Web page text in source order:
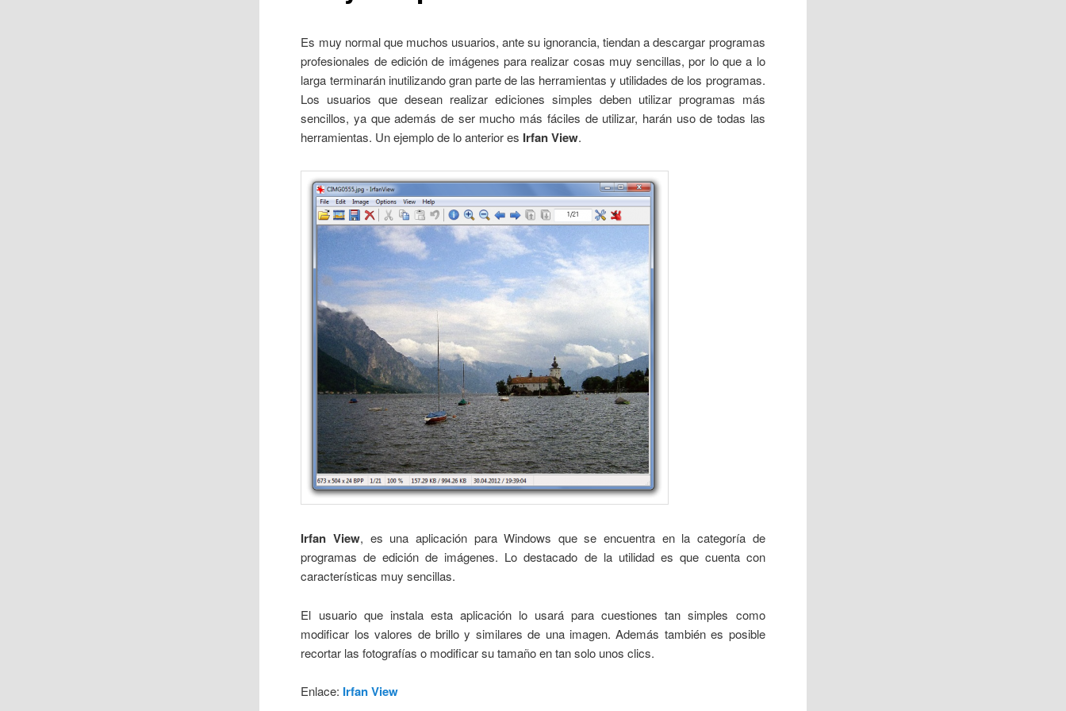
Es muy normal que muchos usuarios, ante su ignorancia, tiendan a descargar programas
profesionales de edición de imágenes para realizar cosas muy sencillas, por lo que a lo
larga terminarán inutilizando gran parte de las herramientas y utilidades de los programas.
Los usuarios que desean realizar ediciones simples deben utilizar programas más
sencillos, ya que además de ser mucho más fáciles de utilizar, harán uso de todas las
herramientas. Un ejemplo de lo anterior es Irfan View.
Irfan View, es una aplicación para Windows que se encuentra en la categoría de
programas de edición de imágenes. Lo destacado de la utilidad es que cuenta con
características muy sencillas.
El usuario que instala esta aplicación lo usará para cuestiones tan simples como
modificar los valores de brillo y similares de una imagen. Además también es posible
recortar las fotografías o modificar su tamaño en tan solo unos clics.
Enlace: Irfan View